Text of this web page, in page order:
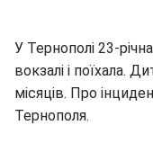
У Тернополі 23-
вокзалі і поїхала.
місяців. Про
Тернополя.